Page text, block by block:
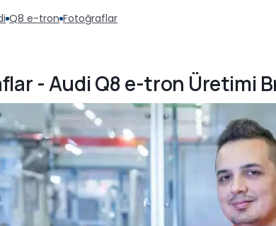
Q8 e-tron Fotoğraflar
- Audi Q8 e-tron Üretimi